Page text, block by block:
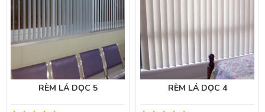
RÈM LÁ DỌC 5 RÈM LÁ DỌC 4